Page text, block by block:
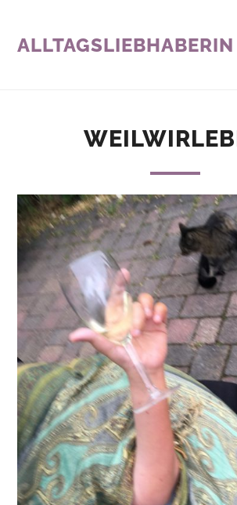
ALLTAGSLIEBHABERIN